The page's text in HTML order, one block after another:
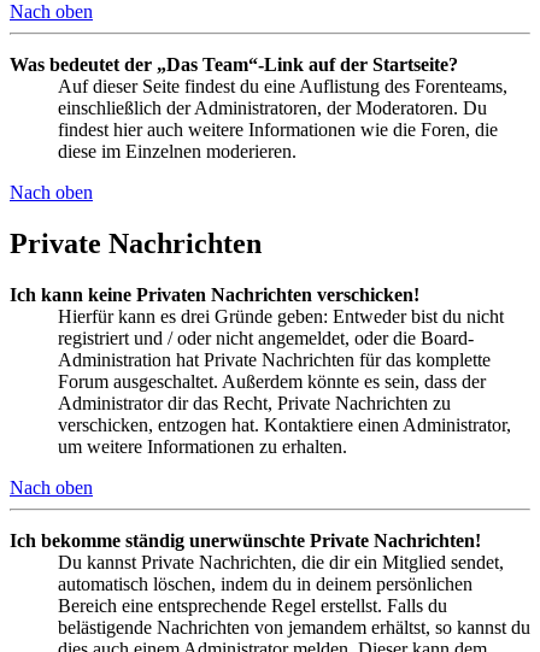
Nach oben
Was bedeutet der „Das Team“-Link auf der Startseite?
Auf dieser Seite findest du eine Auflistung des Forenteams,
einschließlich der Administratoren, der Moderatoren. Du
findest hier auch weitere Informationen wie die Foren, die
diese im Einzelnen moderieren.
Nach oben
Private Nachrichten
Ich kann keine Privaten Nachrichten verschicken!
Hierfür kann es drei Gründe geben: Entweder bist du nicht
registriert und / oder nicht angemeldet, oder die Board-
Administration hat Private Nachrichten für das komplette
Forum ausgeschaltet. Außerdem könnte es sein, dass der
Administrator dir das Recht, Private Nachrichten zu
verschicken, entzogen hat. Kontaktiere einen Administrator,
um weitere Informationen zu erhalten.
Nach oben
Ich bekomme ständig unerwünschte Private Nachrichten!
Du kannst Private Nachrichten, die dir ein Mitglied sendet,
automatisch löschen, indem du in deinem persönlichen
Bereich eine entsprechende Regel erstellst. Falls du
belästigende Nachrichten von jemandem erhältst, so kannst du